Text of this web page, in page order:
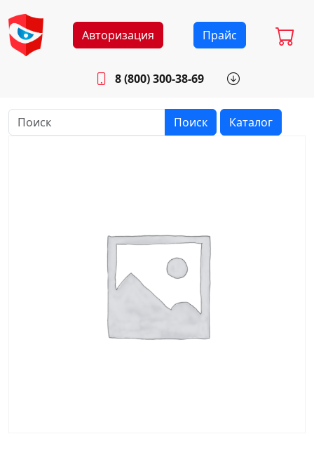
Авторизация Прайс
8 (800) 300-38-69
Будни: 8.30 - 17.00
Поиск Каталог